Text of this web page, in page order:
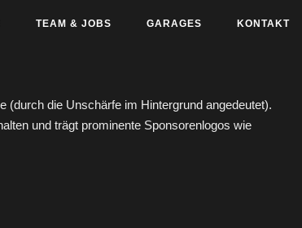
TEAM & JOBS GARAGES KONTAKT
die Unschärfe im Hintergrund angedeutet).
und trägt prominente Sponsorenlogos wie